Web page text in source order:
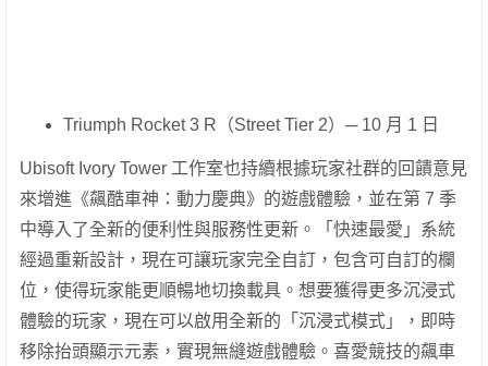
Triumph Rocket 3 R（Street Tier 2）─ 10 月 1 日
Ubisoft Ivory Tower 工作室也持續根據玩家社群的回饋意見
來增進《飆酷車神：動力慶典》的遊戲體驗，並在第 7 季
中導入了全新的便利性與服務性更新。「快速最愛」系統
經過重新設計，現在可讓玩家完全自訂，包含可自訂的欄
位，使得玩家能更順暢地切換載具。想要獲得更多沉浸式
體驗的玩家，現在可以啟用全新的「沉浸式模式」，即時
移除抬頭顯示元素，實現無縫遊戲體驗。喜愛競技的飆車